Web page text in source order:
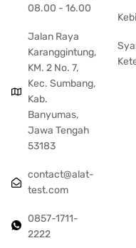
08.00 - 16.00
Jalan Raya
Karanggintung,
KM. 2 No. 7,
Kec. Sumbang,
Kab.
Banyumas,
Jawa Tengah
53183
contact@alat-
test.com
0857-1711-
2222